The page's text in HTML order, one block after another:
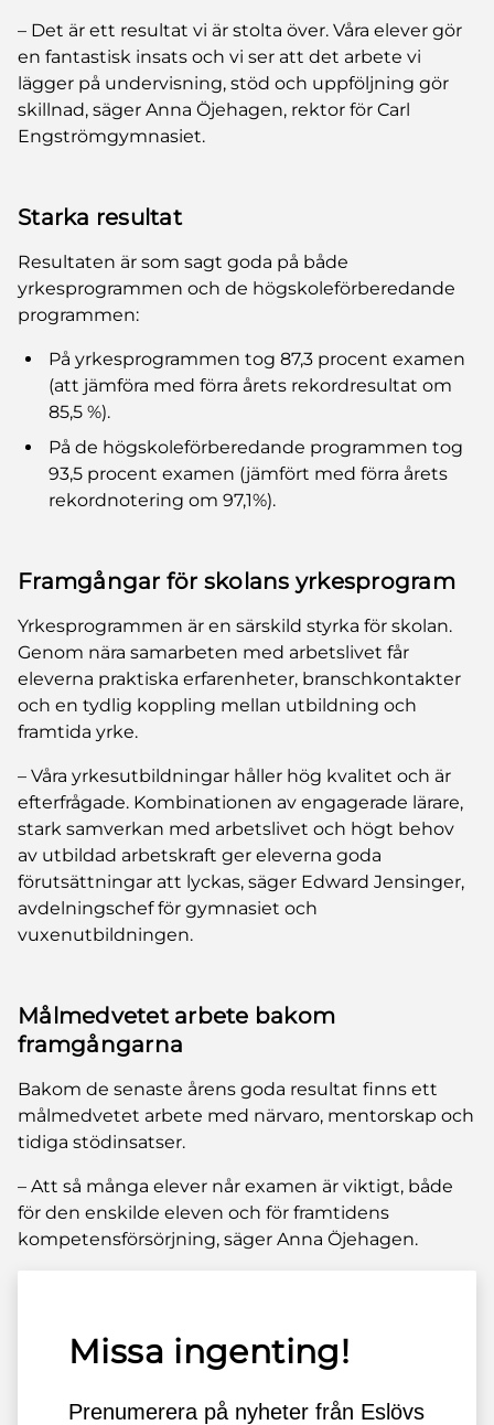
– Det är ett resultat vi är stolta över. Våra elever gör
en fantastisk insats och vi ser att det arbete vi
lägger på undervisning, stöd och uppföljning gör
skillnad, säger Anna Öjehagen, rektor för Carl
Engströmgymnasiet.
Starka resultat
Resultaten är som sagt goda på både
yrkesprogrammen och de högskoleförberedande
programmen:
På yrkesprogrammen tog 87,3 procent examen
(att jämföra med förra årets rekordresultat om
85,5 %).
På de högskoleförberedande programmen tog
93,5 procent examen (jämfört med förra årets
rekordnotering om 97,1%).
Framgångar för skolans yrkesprogram
Yrkesprogrammen är en särskild styrka för skolan.
Genom nära samarbeten med arbetslivet får
eleverna praktiska erfarenheter, branschkontakter
och en tydlig koppling mellan utbildning och
framtida yrke.
– Våra yrkesutbildningar håller hög kvalitet och är
efterfrågade. Kombinationen av engagerade lärare,
stark samverkan med arbetslivet och högt behov
av utbildad arbetskraft ger eleverna goda
förutsättningar att lyckas, säger Edward Jensinger,
avdelningschef för gymnasiet och
vuxenutbildningen.
Målmedvetet arbete bakom
framgångarna
Bakom de senaste årens goda resultat finns ett
målmedvetet arbete med närvaro, mentorskap och
tidiga stödinsatser.
– Att så många elever når examen är viktigt, både
för den enskilde eleven och för framtidens
kompetensförsörjning, säger Anna Öjehagen.
Missa ingenting!
Prenumerera på nyheter från Eslövs